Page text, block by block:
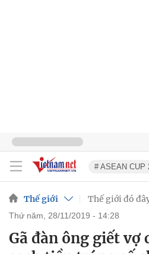
# ASEAN CUP
Thế giới Thế giới đó
thứ năm, 28/11/2019 - 14:28
Gã đàn ông giết vợ